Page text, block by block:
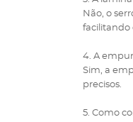
Não, o
facilitando
4. A
Sim, a
precisos.
5. Como